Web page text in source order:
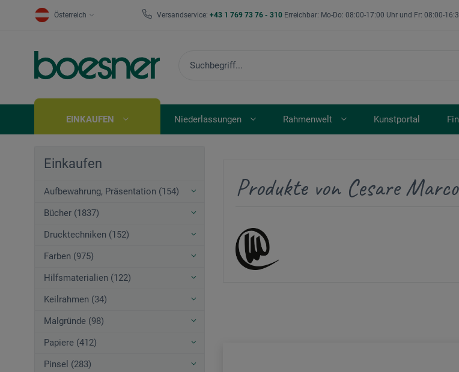
Österreich Versandservice: +43 1 769 73 76 - 310 Erreichbar: Mo-Do: 08:00-17:00 Uhr und Fr: 08:00-
EINKAUFEN Niederlassungen Rahmenwelt Kunstportal
Einkaufen
Aufbewahrung, Präsentation (154)
Bücher (1837)
Drucktechniken (152)
Farben (975)
Hilfsmaterialien (122)
Keilrahmen (34)
Malgründe (98)
Papiere (412)
Pinsel (283)
Produkte von Cesare